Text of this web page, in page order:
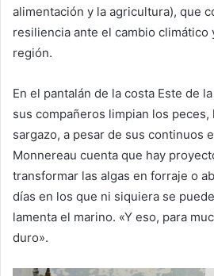
alimentación y la agricultura), que
resiliencia ante el cambio climático
región.
En el pantalán de la costa Este de
sus compañeros limpian los peces,
sargazo, a pesar de sus continuos
Monnereau cuenta que hay
transformar las algas en forraje o
días en los que ni siquiera se
lamenta el marino. «Y eso, para
duro».